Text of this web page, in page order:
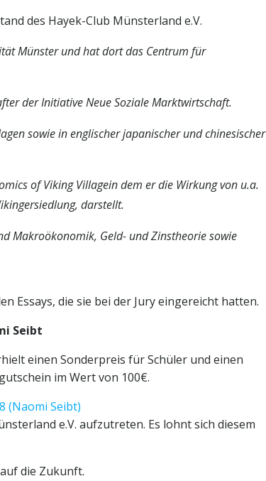
des Hayek-Club Münsterland e.V.
Münster und hat dort das Centrum für
der Initiative Neue Soziale Marktwirtschaft.
sowie in englischer japanischer und chinesischer
of Viking Villagein dem er die Wirkung von u.a.
darstellt.
Makroökonomik, Geld- und Zinstheorie sowie
Essays, die sie bei der Jury eingereicht hatten.
Seibt
einen Sonderpreis für Schüler und einen
im Wert von 100€.
(Naomi Seibt)
e.V. aufzutreten. Es lohnt sich diesem
die Zukunft.